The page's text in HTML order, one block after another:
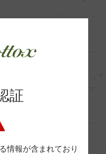
証
情報が含まれており